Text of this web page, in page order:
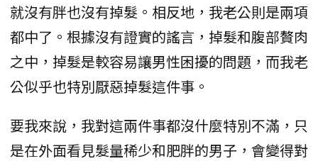
就沒有胖也沒有掉髮。相反地，我老公則是兩項
都中了。根據沒有證實的謠言，掉髮和腹部贅肉
之中，掉髮是較容易讓男性困擾的問題，而我老
公似乎也特別厭惡掉髮這件事。
要我來說，我對這兩件事都沒什麼特別不滿，只
是在外面看見髮量稀少和肥胖的男子，會變得對